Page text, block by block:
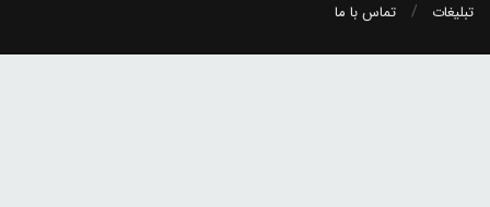
تبلیغات تماس با ما